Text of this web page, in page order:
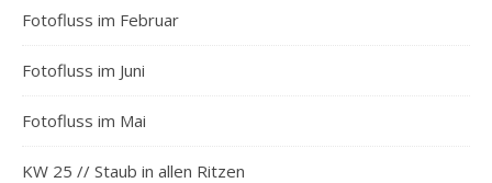
Fotofluss im Februar
Fotofluss im Juni
Fotofluss im Mai
KW 25 // Staub in allen Ritzen